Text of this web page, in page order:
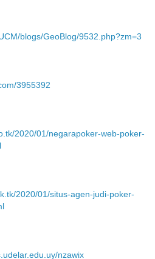
blogs/GeoBlog/9532.php?zm=3
3955392
2020/01/negarapoker-web-poker-
2020/01/situs-agen-judi-poker-
nzawix